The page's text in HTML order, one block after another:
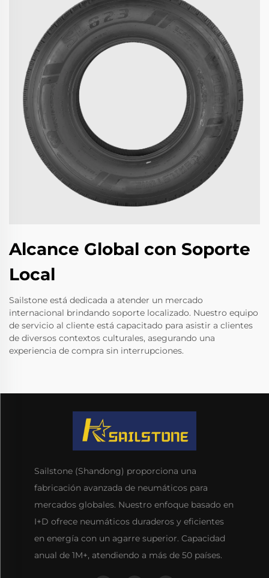
Alcance Global con Soporte
Local
Sailstone está dedicada a atender un mercado
internacional brindando soporte localizado. Nuestro equipo
de servicio al cliente está capacitado para asistir a clientes
de diversos contextos culturales, asegurando una
experiencia de compra sin interrupciones.
Sailstone (Shandong) proporciona una
fabricación avanzada de neumáticos para
mercados globales. Nuestro enfoque basado en
I+D ofrece neumáticos duraderos y eficientes
en energía con un agarre superior. Capacidad
anual de 1M+, atendiendo a más de 50 países.